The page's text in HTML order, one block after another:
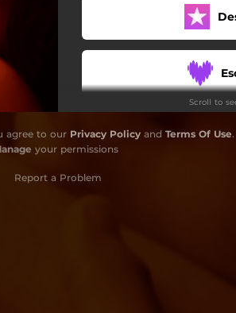
Scroll to
agree to our Privacy Policyand Terms Of Use.
your permissions
Report a Problem